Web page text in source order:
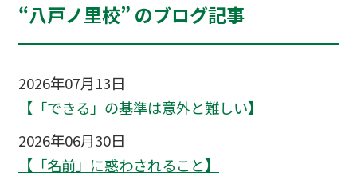
“八戸ノ里校” のブログ記事
2026年07月13日
【「できる」の基準は意外と難しい】
2026年06月30日
【「名前」に惑わされること】